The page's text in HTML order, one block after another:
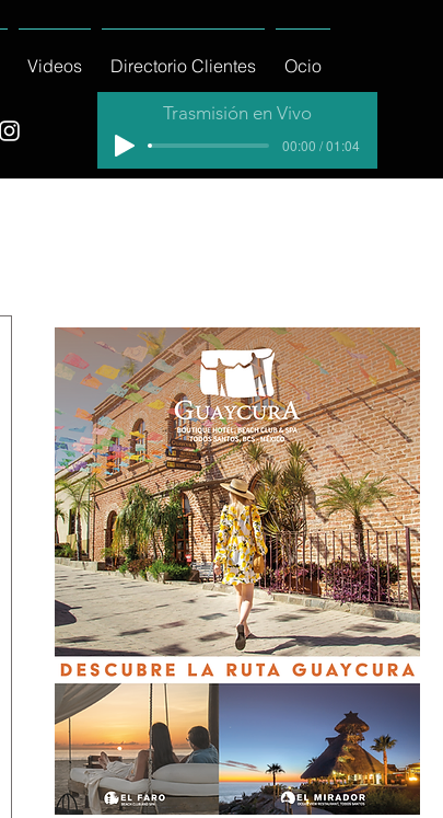
Videos Directorio Clientes Ocio
Trasmisión en Vivo
00:00 / 01:04